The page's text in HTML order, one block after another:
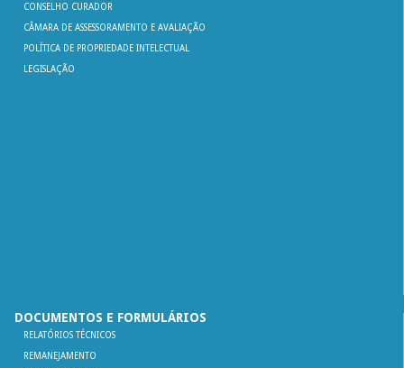
CONSELHO CURADOR
CÂMARA DE ASSESSORAMENTO E AVALIAÇÃO
POLÍTICA DE PROPRIEDADE INTELECTUAL
LEGISLAÇÃO
DOCUMENTOS E FORMULÁRIOS
RELATÓRIOS TÉCNICOS
REMANEJAMENTO